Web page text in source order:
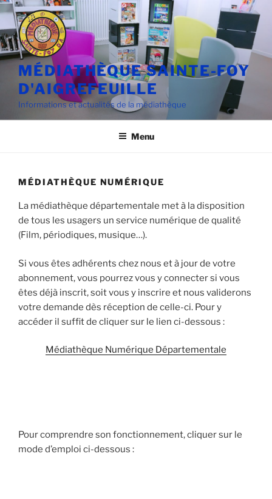
Aller
contenu
principal
MÉDIATHÈQUE SAINTE-FOY
D'AIGREFEUILLE
Informations et actualités de la médiathèque
Menu
MÉDIATHÈQUE NUMÉRIQUE
La médiathèque départementale met à la disposition
de tous les usagers un service numérique de qualité
(Film, périodiques, musique…).
Si vous êtes adhérents chez nous et à jour de votre
abonnement, vous pourrez vous y connecter si vous
êtes déjà inscrit, soit vous y inscrire et nous validerons
votre demande dès réception de celle-ci. Pour y
accéder il suffit de cliquer sur le lien ci-dessous :
Médiathèque Numérique Départementale
Pour comprendre son fonctionnement, cliquer sur le
mode d’emploi ci-dessous :